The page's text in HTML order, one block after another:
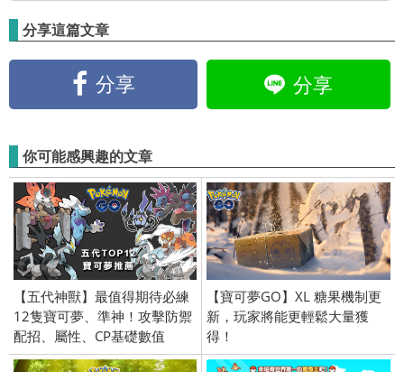
分享這篇文章
分享 分享
你可能感興趣的文章
【五代神獸】最值得期待必練
12隻寶可夢、準神！攻擊防禦
配招、屬性、CP基礎數值
【寶可夢GO】XL 糖果機制更
新，玩家將能更輕鬆大量獲
得！